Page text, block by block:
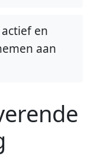
en
aan